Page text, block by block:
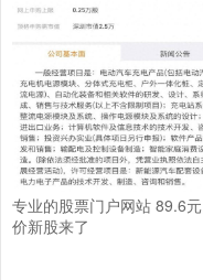
专业的股票门户网站 89.6
价新股来了